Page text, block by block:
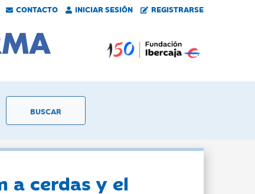
CONTACTO INICIAR SESIÓN REGISTRARSE
a cerdas y el